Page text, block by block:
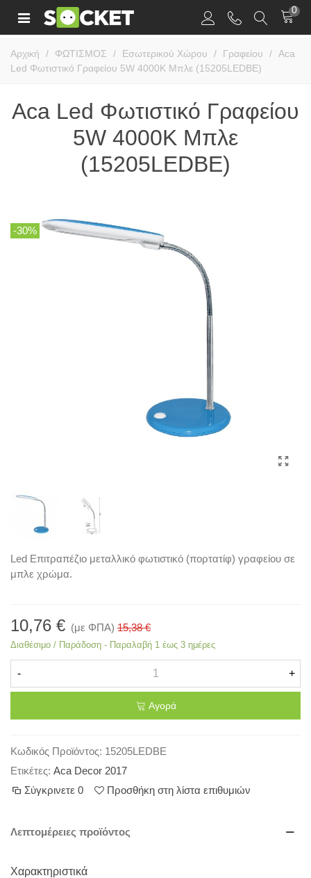
0
Αρχική / ΦΩΤΙΣΜΟΣ / Εσωτερικού Χώρου / Γραφείου / Aca
Led Φωτιστικό Γραφείου 5W 4000K Μπλε (15205LEDBE)
Aca Led Φωτιστικό Γραφείου
5W 4000K Μπλε
(15205LEDBE)
-30%
Led Επιτραπέζιο μεταλλικό φωτιστικό (πορτατίφ) γραφείου σε
μπλε χρώμα.
10,76 € (με ΦΠΑ) 15,38 €
Διαθέσιμο / Παράδοση - Παραλαβή 1 έως 3 ημέρες
- +
Αγορά
Κωδικός Προϊόντος: 15205LEDBE
Ετικέτες: Aca Decor 2017
Σύγκρινετε 0 Προσθήκη στη λίστα επιθυμιών
Λεπτομέρειες προϊόντος
Χαρακτηριστικά